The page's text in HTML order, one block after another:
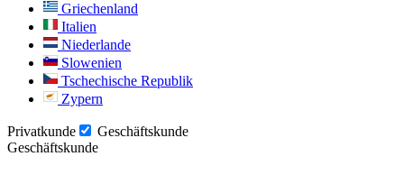
Griechenland
Italien
Niederlande
Slowenien
Tschechische Republik
Zypern
Privatkunde
Geschäftskunde
Geschäftskunde